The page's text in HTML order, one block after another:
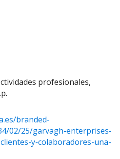
profesionales,
branded-
02/25/garvagh-enterprises-
y-colaboradores-una-